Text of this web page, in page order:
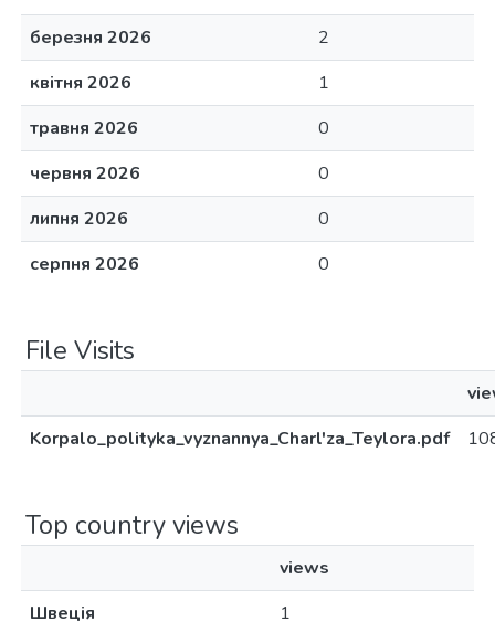
березня 2026
2
квітня 2026
1
травня 2026
0
червня 2026
0
липня 2026
0
серпня 2026
0
File Visits
Korpalo_polityka_vyznannya_Charl'za_Teylora.pdf
Top country views
views
Швеція
1